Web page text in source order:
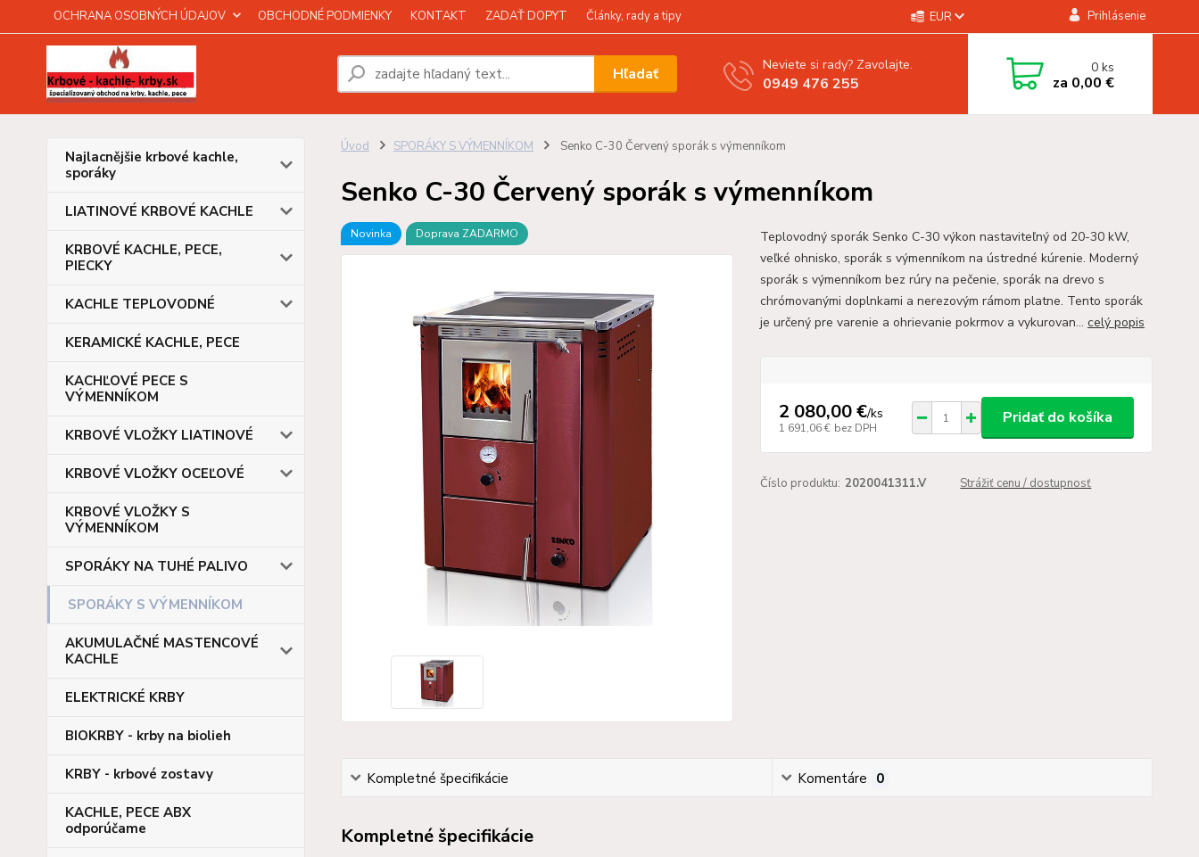
OCHRANA OSOBNÝCH ÚDAJOV OBCHODNÉ PODMIENKY KONTAKT ZADAŤ DOPYT Články, rady a tipy EUR Prihlásenie
Hľadať Neviete si rady? Zavolajte.
0949 476 255
0ks
za 0,00 €
Najlacnějšie krbové kachle,
sporáky
LIATINOVÉ KRBOVÉ KACHLE
KRBOVÉ KACHLE, PECE,
PIECKY
KACHLE TEPLOVODNÉ
KERAMICKÉ KACHLE, PECE
KACHĽOVÉ PECE S
VÝMENNÍKOM
KRBOVÉ VLOŽKY LIATINOVÉ
KRBOVÉ VLOŽKY OCEĽOVÉ
KRBOVÉ VLOŽKY S
VÝMENNÍKOM
SPORÁKY NA TUHÉ PALIVO
SPORÁKY S VÝMENNÍKOM
AKUMULAČNÉ MASTENCOVÉ
KACHLE
ELEKTRICKÉ KRBY
BIOKRBY - krby na biolieh
KRBY - krbové zostavy
KACHLE, PECE ABX
odporúčame
Úvod SPORÁKY S VÝMENNÍKOM Senko C-30 Červený sporák s výmenníkom
Senko C-30 Červený sporák s výmenníkom
Novinka Doprava ZADARMO
Teplovodný sporák Senko C-30 výkon nastaviteľný od 20-30 kW,
veľké ohnisko, sporák s výmenníkom na ústredné kúrenie. Moderný
sporák s výmenníkom bez rúry na pečenie, sporák na drevo s
chrómovanými doplnkami a nerezovým rámom platne. Tento sporák
je určený pre varenie a ohrievanie pokrmov a vykurovan... celý popis
2 080,00 €/ks
1 691,06 € bez DPH
Pridať do košíka
Číslo produktu: 2020041311.V Strážiť cenu / dostupnosť
Kompletné špecifikácie Komentáre 0
Kompletné špecifikácie